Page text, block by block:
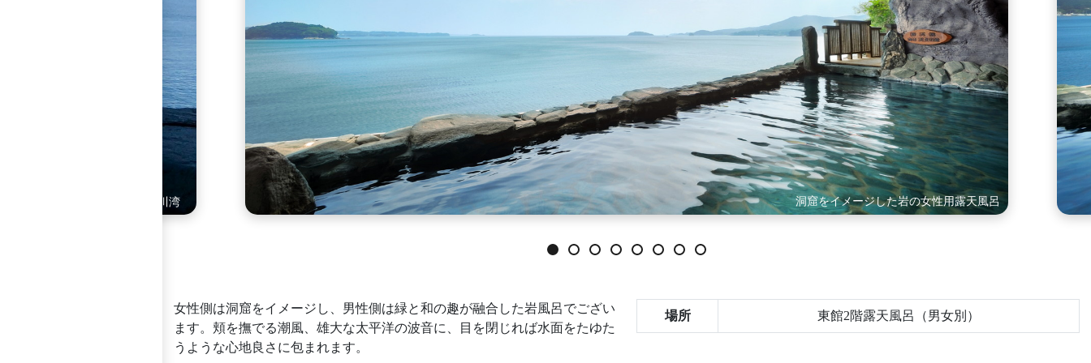
をイメージした岩の女性用露天風呂 女性用露天風呂からの眺め
女性側は洞窟をイメージし、男性側は緑と和の趣が融合した岩風呂でござい
ます。頬を撫でる潮風、雄大な太平洋の波音に、目を閉じれば水面をたゆた
うような心地良さに包まれます。
場所 東館2階露天風呂（男女別）